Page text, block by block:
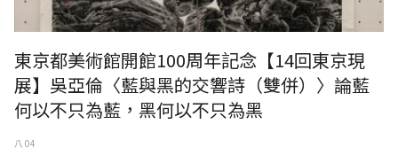
東京都美術館開館100周年記念【14回東京現
展】吳亞倫〈藍與黑的交響詩（雙併）〉論藍
何以不只為藍，黑何以不只為黑
八 04